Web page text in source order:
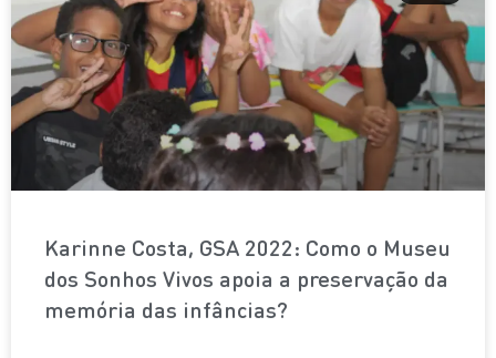
Karinne Costa, GSA 2022: Como o Museu
dos Sonhos Vivos apoia a preservação da
memória das infâncias?